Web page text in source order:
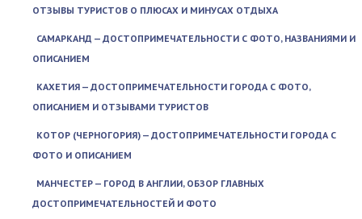
ОТЗЫВЫ ТУРИСТОВ О ПЛЮСАХ И МИНУСАХ ОТДЫХА
САМАРКАНД — ДОСТОПРИМЕЧАТЕЛЬНОСТИ С ФОТО, НАЗВАНИЯМИ И
ОПИСАНИЕМ
КАХЕТИЯ — ДОСТОПРИМЕЧАТЕЛЬНОСТИ ГОРОДА С ФОТО,
ОПИСАНИЕМ И ОТЗЫВАМИ ТУРИСТОВ
КОТОР (ЧЕРНОГОРИЯ) — ДОСТОПРИМЕЧАТЕЛЬНОСТИ ГОРОДА С
ФОТО И ОПИСАНИЕМ
МАНЧЕСТЕР — ГОРОД В АНГЛИИ, ОБЗОР ГЛАВНЫХ
ДОСТОПРИМЕЧАТЕЛЬНОСТЕЙ И ФОТО